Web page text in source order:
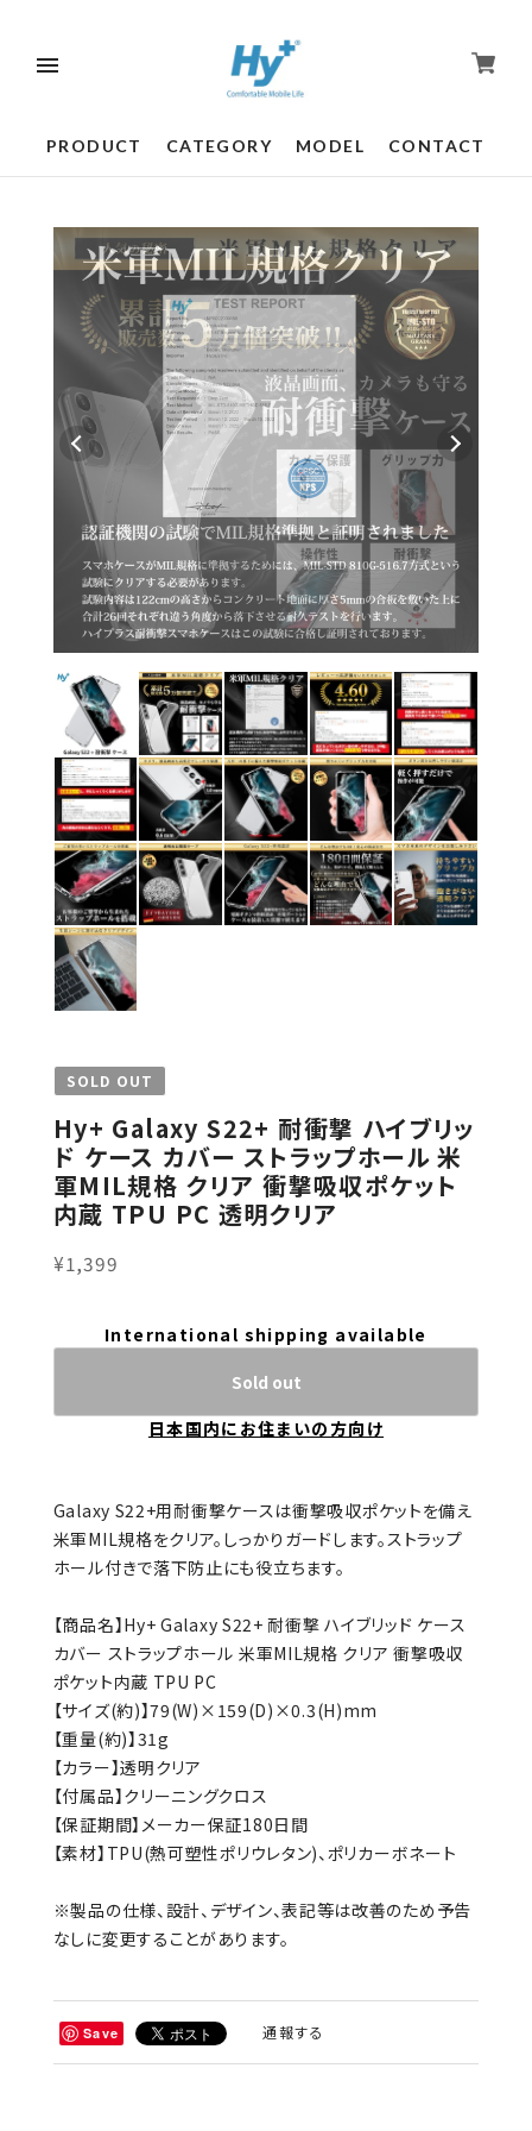
PRODUCT CATEGORY MODEL CONTACT
SOLD OUT
Hy+ Galaxy S22+ 耐衝撃 ハイブリッ
ド ケース カバー ストラップホール 米
軍MIL規格 クリア 衝撃吸収ポケット
内蔵 TPU PC 透明クリア
¥1,399
International shipping available
Sold out
日本国内にお住まいの方向け
Galaxy S22+用耐衝撃ケースは衝撃吸収ポケットを備え
米軍MIL規格をクリア。しっかりガードします。ストラップ
ホール付きで落下防止にも役立ちます。
【商品名】Hy+ Galaxy S22+ 耐衝撃 ハイブリッド ケース
カバー ストラップホール 米軍MIL規格 クリア 衝撃吸収
ポケット内蔵 TPU PC
【サイズ(約)】79(W)×159(D)×0.3(H)mm
【重量(約)】31g
【カラー】透明クリア
【付属品】クリーニングクロス
【保証期間】メーカー保証180日間
【素材】TPU(熱可塑性ポリウレタン)、ポリカーボネート
※製品の仕様、設計、デザイン、表記等は改善のため予告
なしに変更することがあります。
Save 通報する